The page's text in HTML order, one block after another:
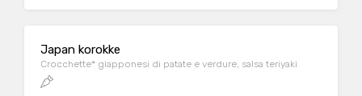
Japan korokke
Crocchette* giapponesi di patate e verdure, salsa teriyaki